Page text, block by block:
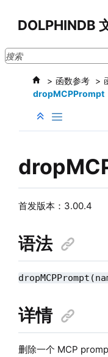
DOLPHINDB
函数参考
dropMCPPrompt
首发版本：3.00.4
语法
详情
删除一个 MCP